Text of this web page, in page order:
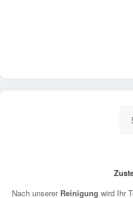
Nach unserer Reinigung wird Ihr